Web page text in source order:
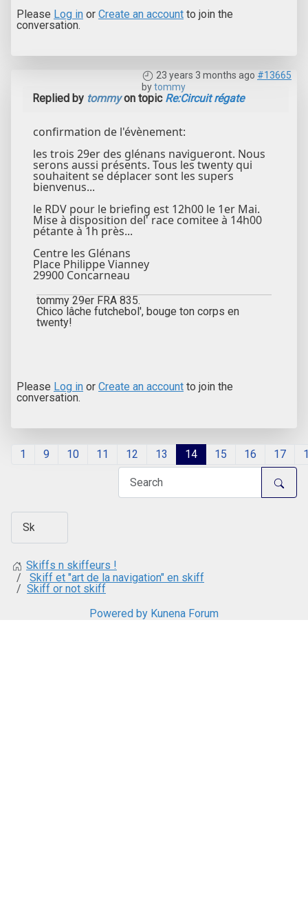
Please Log in or Create an account to join the
conversation.
23 years 3 months ago #13665
bytommy
Replied by tommyon topic Re:Circuit régate
confirmation de l'évènement:
les trois 29er des glénans navigueront. Nous
serons aussi présents. Tous les twenty qui
souhaitent se déplacer sont les supers
bienvenus...
le RDV pour le briefing est 12h00 le 1er Mai.
Mise à disposition del' race comitee à 14h00
pétante à 1h près...
Centre les Glénans
Place Philippe Vianney
29900 Concarneau
tommy 29er FRA 835.
Chico lâche futchebol', bouge ton corps en
twenty!
Please Log in or Create an account to join the
conversation.
1 9 10 11 12 13 14 15 16 17
Skiffs n skiffeurs !
Skiff et "art de la navigation" en skiff
Skiff or not skiff
Powered by Kunena Forum